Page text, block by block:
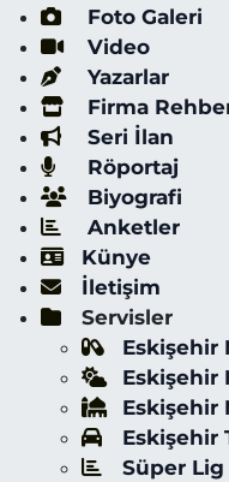
Foto Galeri
Video
Yazarlar
Firma
Seri İlan
Röportaj
Biyografi
Anketler
Künye
İletişim
Servisler
Eskişehir
Eskişehir
Eskişehir
Eskişehir
Süper